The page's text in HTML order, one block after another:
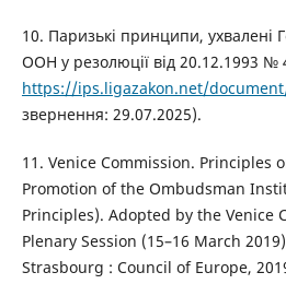
10. Паризькі принципи,
ООН у резолюції від 20.12.1993 №
https://ips.ligazakon.net/
звернення: 29.07.2025).
11. Venice Commission. Principles
Promotion of the Ombudsman
Principles). Adopted by the Venice
Plenary Session (15–16 March
Strasbourg : Council of Europe,